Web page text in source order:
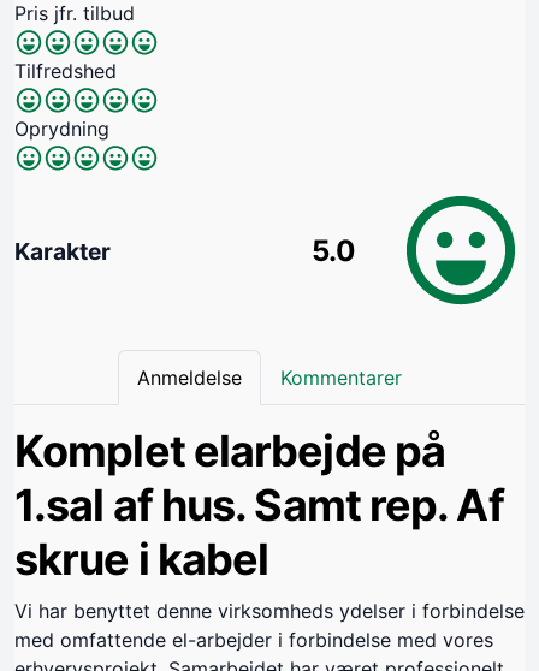
Pris jfr. tilbud
Tilfredshed
Oprydning
Karakter 5.0
Anmeldelse Kommentarer
Komplet elarbejde på
1.sal af hus. Samt rep. Af
skrue i kabel
Vi har benyttet denne virksomheds ydelser i forbindelse
med omfattende el-arbejder i forbindelse med vores